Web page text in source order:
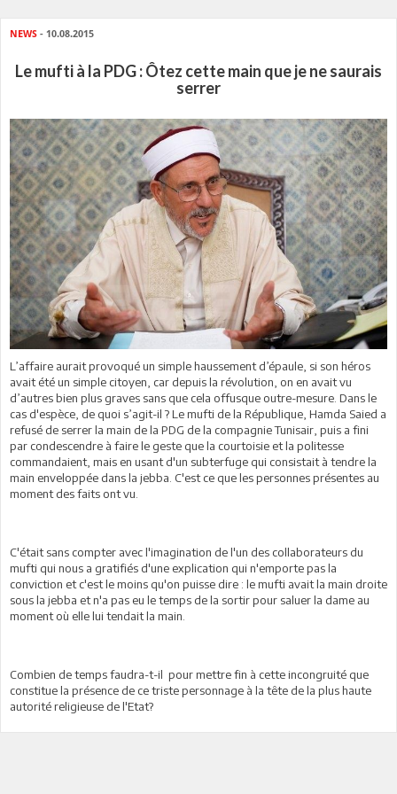
NEWS - 10.08.2015
Le mufti à la PDG : Ôtez cette main que je ne saurais
serrer
L’affaire aurait provoqué un simple haussement d’épaule, si son héros
avait été un simple citoyen, car depuis la révolution, on en avait vu
d’autres bien plus graves sans que cela offusque outre-mesure. Dans le
cas d'espèce, de quoi s’agit-il ? Le mufti de la République, Hamda Saied a
refusé de serrer la main de la PDG de la compagnie Tunisair, puis a fini
par condescendre à faire le geste que la courtoisie et la politesse
commandaient, mais en usant d'un subterfuge qui consistait à tendre la
main enveloppée dans la jebba. C'est ce que les personnes présentes au
moment des faits ont vu.
C'était sans compter avec l'imagination de l'un des collaborateurs du
mufti qui nous a gratifiés d'une explication qui n'emporte pas la
conviction et c'est le moins qu'on puisse dire : le mufti avait la main droite
sous la jebba et n'a pas eu le temps de la sortir pour saluer la dame au
moment où elle lui tendait la main.
Combien de temps faudra-t-il pour mettre fin à cette incongruité que
constitue la présence de ce triste personnage à la tête de la plus haute
autorité religieuse de l'Etat?